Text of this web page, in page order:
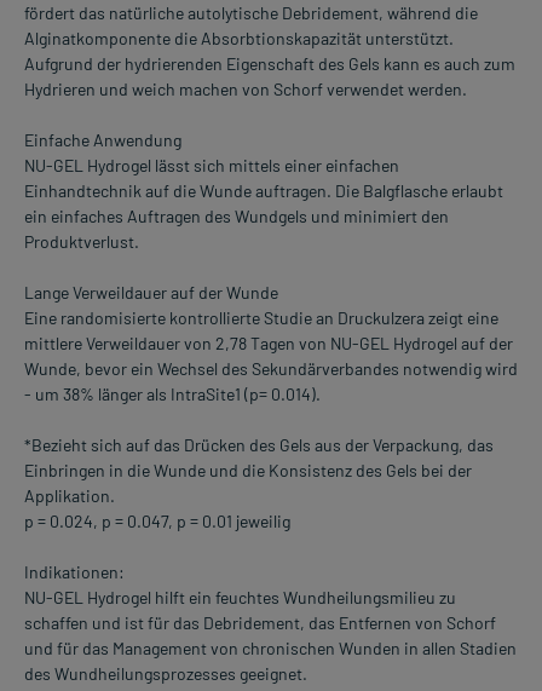
fördert das natürliche autolytische Debridement, während die
Alginatkomponente die Absorbtionskapazität unterstützt.
Aufgrund der hydrierenden Eigenschaft des Gels kann es auch zum
Hydrieren und weich machen von Schorf verwendet werden.
Einfache Anwendung
NU-GEL Hydrogel lässt sich mittels einer einfachen
Einhandtechnik auf die Wunde auftragen. Die Balgflasche erlaubt
ein einfaches Auftragen des Wundgels und minimiert den
Produktverlust.
Lange Verweildauer auf der Wunde
Eine randomisierte kontrollierte Studie an Druckulzera zeigt eine
mittlere Verweildauer von 2,78 Tagen von NU-GEL Hydrogel auf der
Wunde, bevor ein Wechsel des Sekundärverbandes notwendig wird
- um 38% länger als IntraSite1 (p= 0.014).
*Bezieht sich auf das Drücken des Gels aus der Verpackung, das
Einbringen in die Wunde und die Konsistenz des Gels bei der
Applikation.
p = 0.024, p = 0.047, p = 0.01 jeweilig
Indikationen:
NU-GEL Hydrogel hilft ein feuchtes Wundheilungsmilieu zu
schaffen und ist für das Debridement, das Entfernen von Schorf
und für das Management von chronischen Wunden in allen Stadien
des Wundheilungsprozesses geeignet.